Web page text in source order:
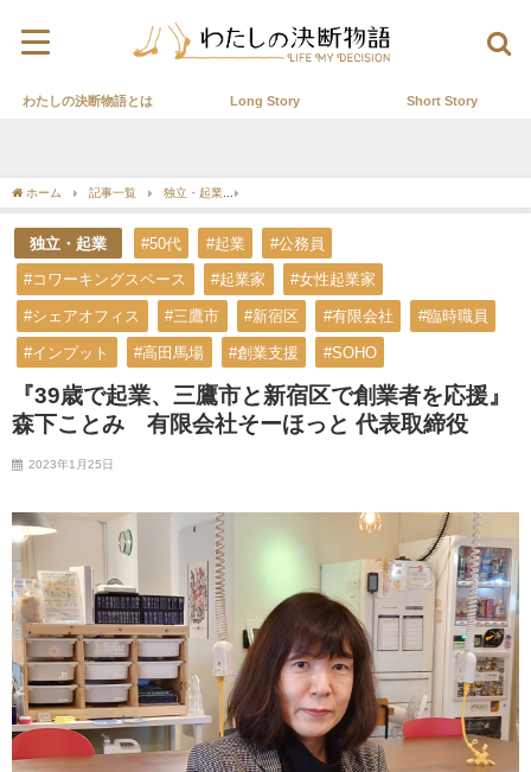
わたしの決断物語とは Long Story Short Story
ホーム 記事一覧 独立・起業
独立・起業 #50代 #起業 #公務員
#コワーキングスペース #起業家 #女性起業家
#シェアオフィス #三鷹市 #新宿区 #有限会社 #臨時職員
#インプット #高田馬場 #創業支援 #SOHO
『39歳で起業、三鷹市と新宿区で創業者を応援』
森下ことみ 有限会社そーほっと 代表取締役
2023年1月25日